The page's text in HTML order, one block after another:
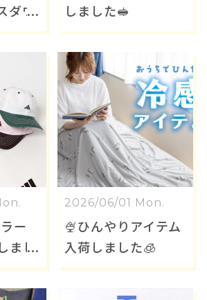
ダウ
しました🥪
ー
まし
2026/06/01 Mon.
🍨ひんやりアイテム
入荷しました🧊